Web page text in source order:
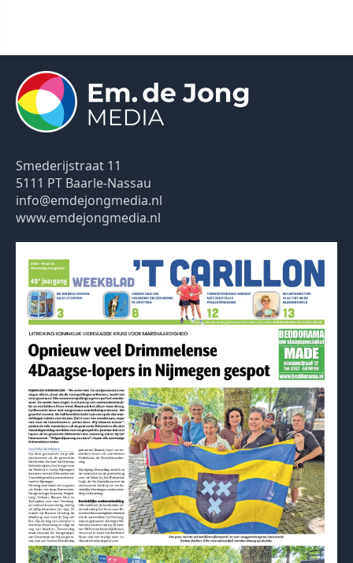
Smederijstraat 11
5111 PT Baarle-Nassau
info@emdejongmedia.nl
www.emdejongmedia.nl